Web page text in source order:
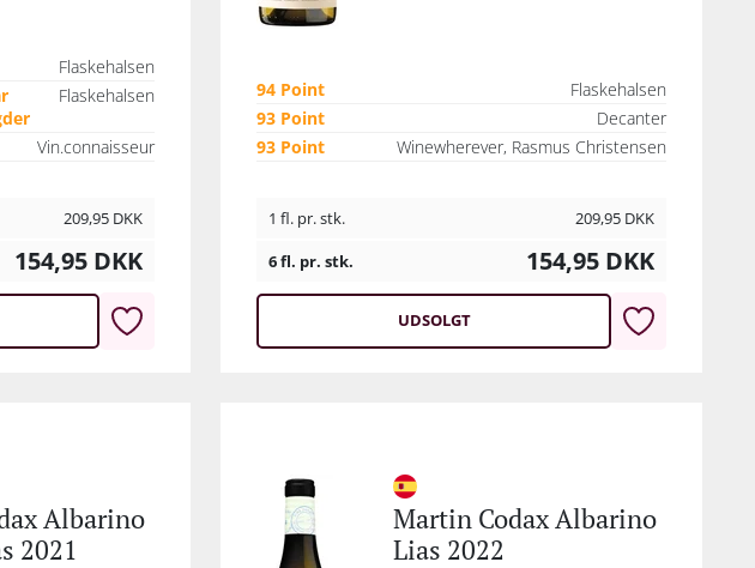
Flaskehalsen
Flaskehalsen
Vin.connaisseur
209,95 DKK
154,95 DKK
94 Point
Flaskehalsen
93 Point
Decanter
93 Point
Winewherever, Rasmus Christensen
1 fl. pr. stk. 209,95 DKK
6 fl. pr. stk.
154,95 DKK
UDSOLGT
Albarino
2021
Martin Codax Albarino
Lias 2022